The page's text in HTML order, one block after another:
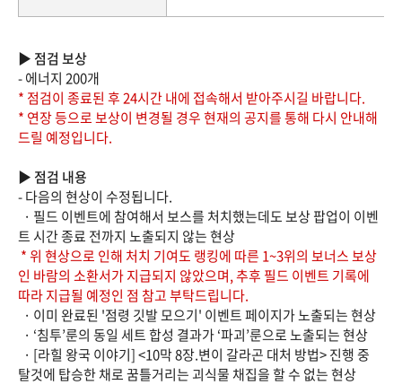
▶ 점검 보상
- 에너지 200개
* 점검이 종료된 후 24시간 내에 접속해서 받아주시길 바랍니다.
* 연장 등으로 보상이 변경될 경우 현재의 공지를 통해 다시 안내해
드릴 예정입니다.
▶ 점검 내용
- 다음의 현상이 수정됩니다.
· 필드 이벤트에 참여해서 보스를 처치했는데도 보상 팝업이 이벤
트 시간 종료 전까지 노출되지 않는 현상
* 위 현상으로 인해 처치 기여도 랭킹에 따른 1~3위의 보너스 보상
인 바람의 소환서가 지급되지 않았으며, 추후 필드 이벤트 기록에
따라 지급될 예정인 점 참고 부탁드립니다.
· 이미 완료된 '점령 깃발 모으기' 이벤트 페이지가 노출되는 현상
· ‘침투’룬의 동일 세트 합성 결과가 ‘파괴’룬으로 노출되는 현상
· [라힐 왕국 이야기] <10막 8장.변이 갈라곤 대처 방법> 진행 중
탈것에 탑승한 채로 꿈틀거리는 괴식물 채집을 할 수 없는 현상